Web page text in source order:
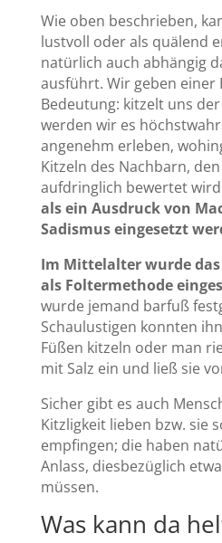
Wie oben beschrieben,
lustvoll oder als quälend
natürlich auch abhängig
ausführt. Wir geben
Bedeutung: kitzelt uns
werden wir es
angenehm erleben,
Kitzeln des Nachbarn,
aufdringlich bewertet
als ein Ausdruck von
Sadismus eingesetzt
Im Mittelalter wurde
als Foltermethode
wurde jemand barfuß
Schaulustigen konnten
Füßen kitzeln oder man
mit Salz ein und ließ sie
Sicher gibt es auch
Kitzligkeit lieben bzw. sie
empfingen; die haben
Anlass, diesbezüglich
müssen.
Was kann da